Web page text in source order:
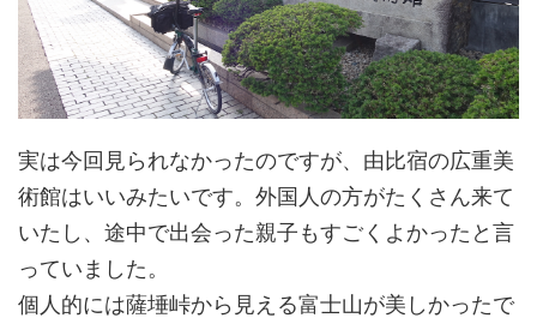
実は今回見られなかったのですが、由比宿の広重美
術館はいいみたいです。外国人の方がたくさん来て
いたし、途中で出会った親子もすごくよかったと言
っていました。
個人的には薩埵峠から見える富士山が美しかったで